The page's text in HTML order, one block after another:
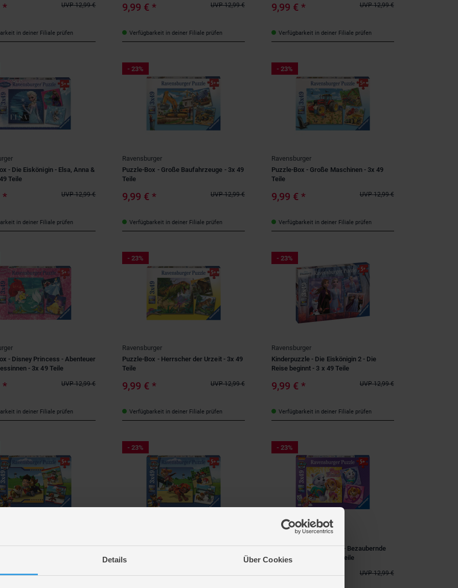
Details Über Cookies
* UVP 12,99 €
in deiner Filiale prüfen
9,99 € * UVP 12,99 €
Verfügbarkeit in deiner Filiale prüfen
9,99 € * UVP 12,99 €
Verfügbarkeit in deiner Filiale prüfen
- Die Eiskönigin - Elsa, Anna &
Teile
* UVP 12,99 €
in deiner Filiale prüfen
- 23%
Ravensburger
Puzzle-Box - Große Baufahrzeuge - 3x 49
Teile
9,99 € * UVP 12,99 €
Verfügbarkeit in deiner Filiale prüfen
- 23%
Ravensburger
Puzzle-Box - Große Maschinen - 3x 49
Teile
9,99 € * UVP 12,99 €
Verfügbarkeit in deiner Filiale prüfen
- Disney Princess - Abenteuer
- 3x 49 Teile
* UVP 12,99 €
in deiner Filiale prüfen
- 23%
Ravensburger
Puzzle-Box - Herrscher der Urzeit - 3x 49
Teile
9,99 € * UVP 12,99 €
Verfügbarkeit in deiner Filiale prüfen
- 23%
Ravensburger
Kinderpuzzle - Die Eiskönigin 2 - Die
Reise beginnt - 3 x 49 Teile
9,99 € * UVP 12,99 €
Verfügbarkeit in deiner Filiale prüfen
- Paw Patrol - Helden mit Fell
*
- 23%
Puzzle-Box - Paw Patrol - Team auf 4
Pfoten - 3x49 Teile
9,99 €*
- 23%
Ravensburger
Puzzle-Box - Paw Patrol - Bezaubernde
Hundemädchen - 3x 49 Teile
9,99 €* UVP 12,99 €